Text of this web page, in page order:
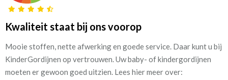
Kwaliteit staat bij ons voorop
Mooie stoffen, nette afwerking en goede service. Daar kunt u bij
KinderGordijnen op vertrouwen. Uw baby- of kindergordijnen
moeten er gewoon goed uitzien. Lees hier meer over: